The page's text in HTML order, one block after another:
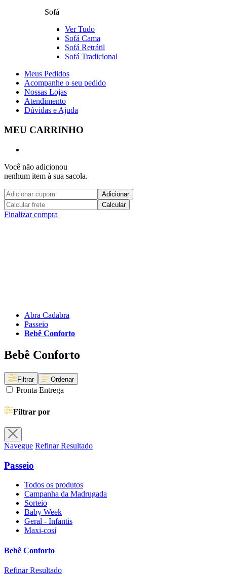
Sofá
Ver Tudo
Sofá Cama
Sofá Retrátil
Sofá Tradicional
Meus Pedidos
Acompanhe o seu pedido
Nossas Lojas
Atendimento
Dúvidas e Ajuda
MEU CARRINHO
Você não adicionou
nenhum item à sua sacola.
Adicionar
Calcular
Finalizar compra
Abra Cadabra
Passeio
Bebê Conforto
Bebê Conforto
Filtrar Ordenar
Pronta Entrega
Filtrar por
Navegue Refinar Resultado
Passeio
Todos os produtos
Campanha da Madrugada
Sorteio
Baby Week
Geral - Infantis
Maxi-cosi
Bebê Conforto
Refinar Resultado